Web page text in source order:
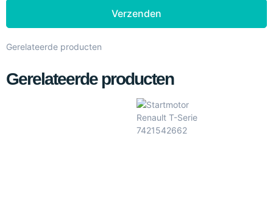
Verzenden
Gerelateerde producten
Gerelateerde producten